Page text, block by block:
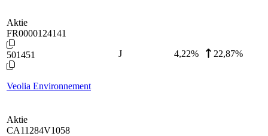
Aktie
FR0000124141
501451
Veolia Environnement
J 4,22% 22,87%
Aktie
CA11284V1058